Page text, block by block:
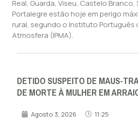
Real, Guarda, Viseu, Castelo Branco,
Portalegre estão hoje em perigo
rural, segundo o Instituto Português
Atmosfera (IPMA).
DETIDO SUSPEITO DE MAUS-
DE MORTE À MULHER EM
Agosto 3, 2026 11:25